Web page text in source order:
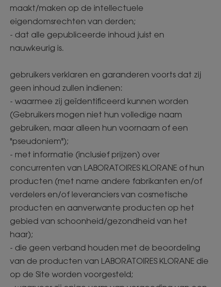
maakt/maken op de intellectuele
eigendomsrechten van derden;
- dat alle gepubliceerde inhoud juist en
nauwkeurig is.
gebruikers verklaren en garanderen voorts dat zij
geen inhoud zullen indienen:
- waarmee zij geïdentificeerd kunnen worden
(Gebruikers mogen niet hun volledige naam
gebruiken, maar alleen hun voornaam of een
"pseudoniem");
- met informatie (inclusief prijzen) over
concurrenten van LABORATOIRES KLORANE of hun
producten (met name andere fabrikanten en/of
verdelers en/of leveranciers van cosmetische
producten en aanverwante producten op het
gebied van schoonheid/gezondheid van het
haar);
- die geen verband houden met de beoordeling
van de producten van LABORATOIRES KLORANE die
op de Site worden voorgesteld;